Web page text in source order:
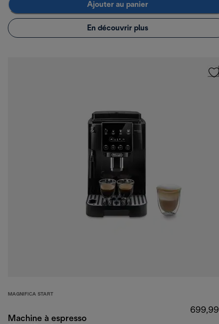
Ajouter au panier
En découvrir plus
MAGNIFICA START
Machine à espresso